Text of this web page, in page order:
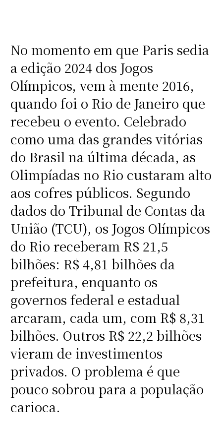
No momento em que Paris sedia
a edição 2024 dos Jogos
Olímpicos, vem à mente 2016,
quando foi o Rio de Janeiro que
recebeu o evento. Celebrado
como uma das grandes vitórias
do Brasil na última década, as
Olimpíadas no Rio custaram alto
aos cofres públicos. Segundo
dados do Tribunal de Contas da
União (TCU), os Jogos Olímpicos
do Rio receberam R$ 21,5
bilhões: R$ 4,81 bilhões da
prefeitura, enquanto os
governos federal e estadual
arcaram, cada um, com R$ 8,31
bilhões. Outros R$ 22,2 bilhões
vieram de investimentos
privados. O problema é que
pouco sobrou para a população
carioca.